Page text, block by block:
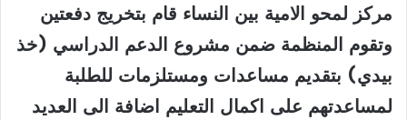
مركز لمحو الامية بين النساء قام بتخريج دفعتين
وتقوم المنظمة ضمن مشروع الدعم الدراسي (خذ
بيدي) بتقديم مساعدات ومستلزمات للطلبة
لمساعدتهم على اكمال التعليم اضافة الى العديد